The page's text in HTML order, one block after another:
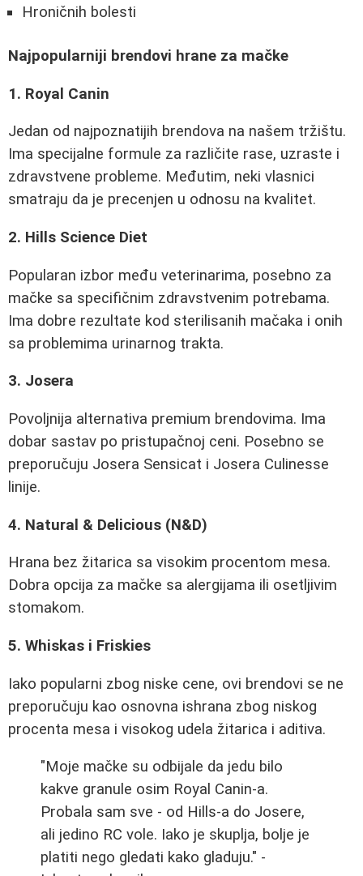
Hroničnih bolesti
Najpopularniji brendovi hrane za mačke
1. Royal Canin
Jedan od najpoznatijih brendova na našem tržištu.
Ima specijalne formule za različite rase, uzraste i
zdravstvene probleme. Međutim, neki vlasnici
smatraju da je precenjen u odnosu na kvalitet.
2. Hills Science Diet
Popularan izbor među veterinarima, posebno za
mačke sa specifičnim zdravstvenim potrebama.
Ima dobre rezultate kod sterilisanih mačaka i onih
sa problemima urinarnog trakta.
3. Josera
Povoljnija alternativa premium brendovima. Ima
dobar sastav po pristupačnoj ceni. Posebno se
preporučuju Josera Sensicat i Josera Culinesse
linije.
4. Natural & Delicious (N&D)
Hrana bez žitarica sa visokim procentom mesa.
Dobra opcija za mačke sa alergijama ili osetljivim
stomakom.
5. Whiskas i Friskies
Iako popularni zbog niske cene, ovi brendovi se ne
preporučuju kao osnovna ishrana zbog niskog
procenta mesa i visokog udela žitarica i aditiva.
"Moje mačke su odbijale da jedu bilo
kakve granule osim Royal Canin-a.
Probala sam sve - od Hills-a do Josere,
ali jedino RC vole. Iako je skuplja, bolje je
platiti nego gledati kako gladuju." -